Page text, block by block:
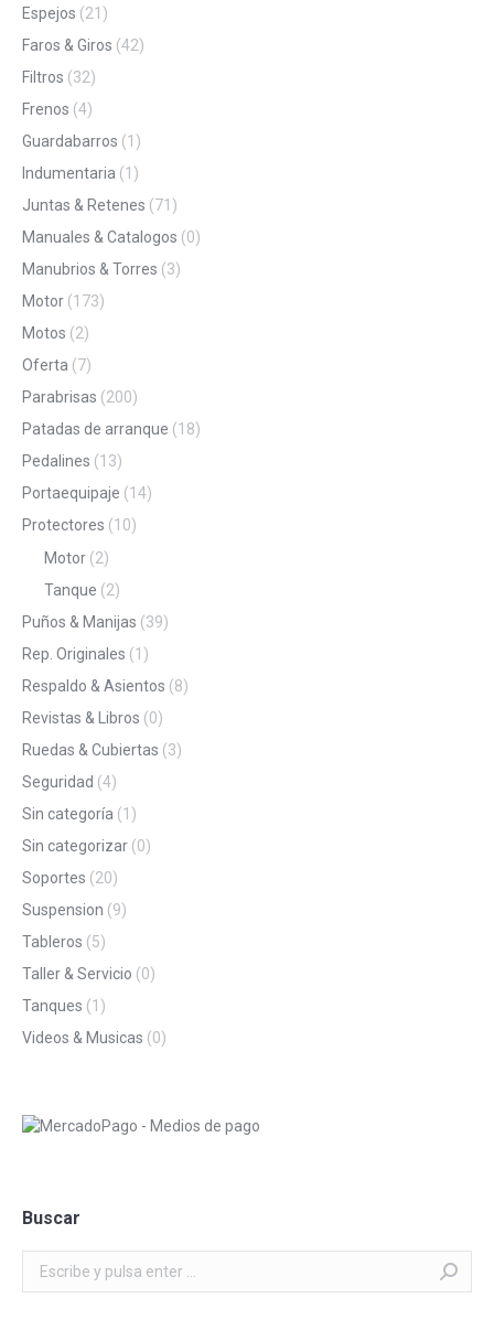
Espejos (21)
Faros & Giros (42)
Filtros (32)
Frenos (4)
Guardabarros (1)
Indumentaria (1)
Juntas & Retenes (71)
Manuales & Catalogos (0)
Manubrios & Torres (3)
Motor (173)
Motos (2)
Oferta (7)
Parabrisas (200)
Patadas de arranque (18)
Pedalines (13)
Portaequipaje (14)
Protectores (10)
Motor (2)
Tanque (2)
Puños & Manijas (39)
Rep. Originales (1)
Respaldo & Asientos (8)
Revistas & Libros (0)
Ruedas & Cubiertas (3)
Seguridad (4)
Sin categoría (1)
Sin categorizar (0)
Soportes (20)
Suspension (9)
Tableros (5)
Taller & Servicio (0)
Tanques (1)
Videos & Musicas (0)
Buscar
Buscar: